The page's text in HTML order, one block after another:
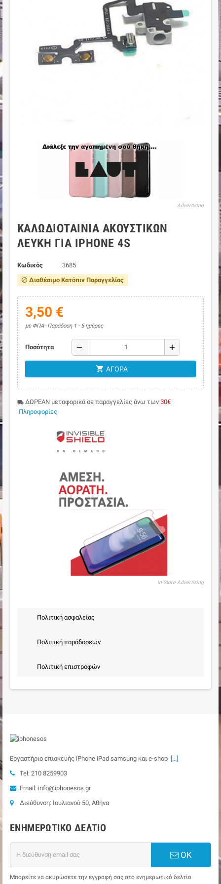
Advertising
ΚΑΛΩΔΙΟΤΑΙΝΊΑ ΑΚΟΥΣΤΙΚΏΝ
ΛΕΥΚΉ ΓΙΑ IPHONE 4S
Κωδικός 3685
block Διαθέσιμο Κατόπιν Παραγγελίας
3,50 €
με ΦΠΑ Παράδοση 1 - 5 ημέρες
Ποσότητα remove add
shopping_cart ΑΓΟΡΆ
local_shipping ΔΩΡΕΑΝ μεταφορικά σε παραγγελίες άνω των 30€
Πληροφορίες
In-Store Advertising
Πολιτική ασφαλείας
Πολιτική παράδοσεων
Πολιτική επιστροφών
Εργαστήριο επισκευής iPhone iPad samsung και e-shop [...]
Tel: 210 8259903
Email: info@iphonesos.gr
Διεύθυνση: Ιουλιανού 50, Αθήνα
ΕΝΗΜΕΡΩΤΙΚΌ ΔΕΛΤΊΟ
ΟΚ
Μπορείτε να ακυρώσετε την εγγραφή σας στο ενημερωτικό δελτίο